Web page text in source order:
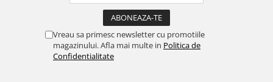
Vreau sa primesc newsletter cu promotiile
magazinului. Afla mai multe in Politica de
Confidentialitate